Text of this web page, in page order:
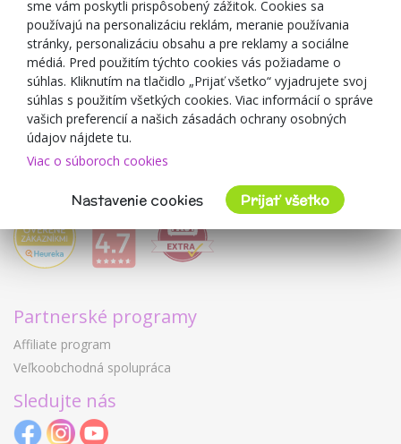
Blog
O predajcovi
Mimulo.sk
Obchodné podmienky
Ochrana osobných údajov GDPR
Kontakty
Spolupracujeme
Partnerské programy
Affiliate program
Veľkoobchodná spolupráca
Sledujte nás
sme vám poskytli prispôsobený zážitok. Cookies sa
používajú na personalizáciu reklám, meranie používania
stránky, personalizáciu obsahu a pre reklamy a sociálne
médiá. Pred použitím týchto cookies vás požiadame o
súhlas. Kliknutím na tlačidlo „Prijať všetko“ vyjadrujete svoj
súhlas s použitím všetkých cookies. Viac informácií o správe
vašich preferencií a našich zásadách ochrany osobných
údajov nájdete tu.
Viac o súboroch cookies
Nastavenie cookies Prijať všetko